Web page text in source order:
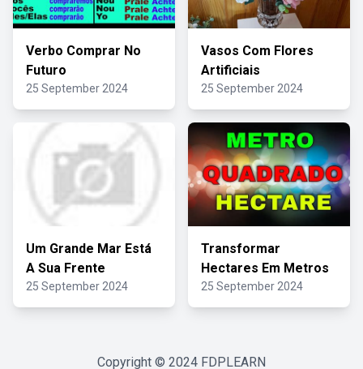
Verbo Comprar No
Futuro
25 September 2024
Vasos Com Flores
Artificiais
25 September 2024
Um Grande Mar Está
A Sua Frente
25 September 2024
Transformar
Hectares Em Metros
25 September 2024
Copyright © 2024 FDPLEARN